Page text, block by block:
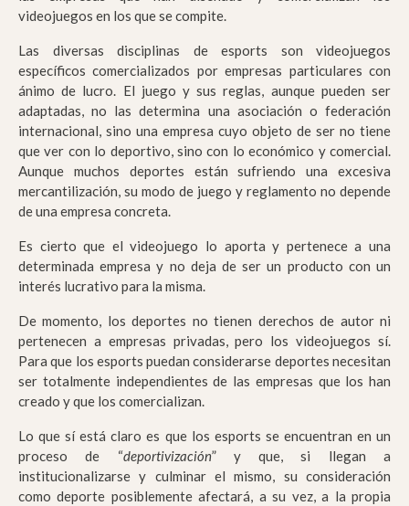
videojuegos en los que se compite.
Las diversas disciplinas de esports son videojuegos
específicos comercializados por empresas particulares con
ánimo de lucro. El juego y sus reglas, aunque pueden ser
adaptadas, no las determina una asociación o federación
internacional, sino una empresa cuyo objeto de ser no tiene
que ver con lo deportivo, sino con lo económico y comercial.
Aunque muchos deportes están sufriendo una excesiva
mercantilización, su modo de juego y reglamento no depende
de una empresa concreta.
Es cierto que el videojuego lo aporta y pertenece a una
determinada empresa y no deja de ser un producto con un
interés lucrativo para la misma.
De momento, los deportes no tienen derechos de autor ni
pertenecen a empresas privadas, pero los videojuegos sí.
Para que los esports puedan considerarse deportes necesitan
ser totalmente independientes de las empresas que los han
creado y que los comercializan.
Lo que sí está claro es que los esports se encuentran en un
proceso de “deportivización” y que, si llegan a
institucionalizarse y culminar el mismo, su consideración
como deporte posiblemente afectará, a su vez, a la propia